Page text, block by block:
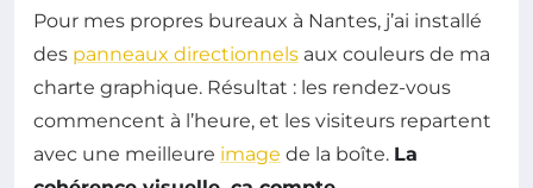
Pour mes propres bureaux à Nantes, j’ai installé
des panneaux directionnels aux couleurs de ma
charte graphique. Résultat : les rendez-vous
commencent à l’heure, et les visiteurs repartent
avec une meilleure image de la boîte. La